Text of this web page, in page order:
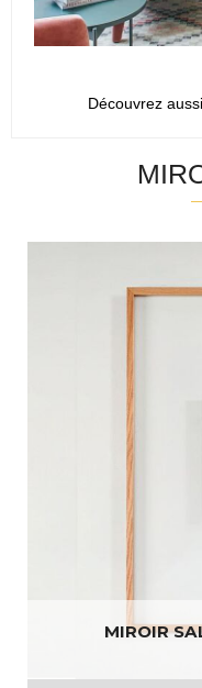
Découvrez
MIROIR